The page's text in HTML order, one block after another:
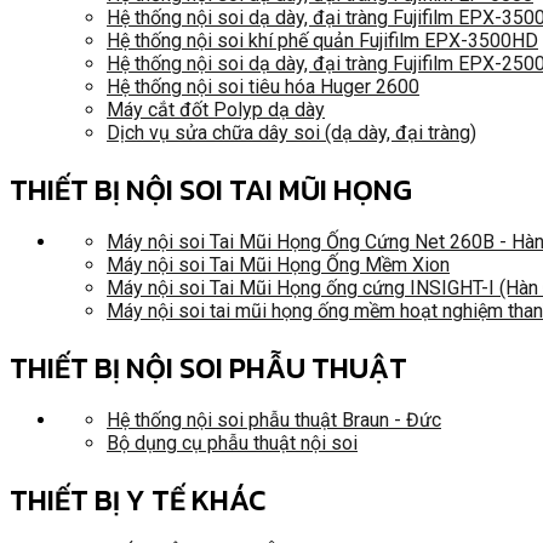
Hệ thống nội soi dạ dày, đại tràng Fujifilm EPX-
Hệ thống nội soi khí phế quản Fujifilm EPX-3500HD
Hệ thống nội soi dạ dày, đại tràng Fujifilm EPX-
Hệ thống nội soi tiêu hóa Huger 2600
Máy cắt đốt Polyp dạ dày
Dịch vụ sửa chữa dây soi (dạ dày, đại tràng)
THIẾT BỊ NỘI SOI TAI MŨI HỌNG
Máy nội soi Tai Mũi Họng Ống Cứng Net 260B -
Máy nội soi Tai Mũi Họng Ống Mềm Xion
Máy nội soi Tai Mũi Họng ống cứng INSIGHT-I (Hàn
Máy nội soi tai mũi họng ống mềm hoạt nghiệm
THIẾT BỊ NỘI SOI PHẪU THUẬT
Hệ thống nội soi phẫu thuật Braun - Đức
Bộ dụng cụ phẫu thuật nội soi
THIẾT BỊ Y TẾ KHÁC